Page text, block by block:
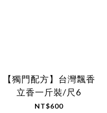
【獨門配方】台灣飄香
立香一斤裝/尺6
NT$600